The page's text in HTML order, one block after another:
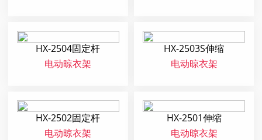
HX-2504固定杆
电动晾衣架
HX-2503S伸缩
电动晾衣架
HX-2502固定杆
电动晾衣架
HX-2501伸缩
电动晾衣架